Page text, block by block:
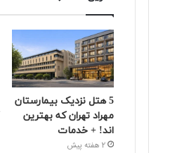
5 هتل نزدیک بیمارستان
مهراد تهران که بهترین‌
اند! + خدمات
2 هفته پیش